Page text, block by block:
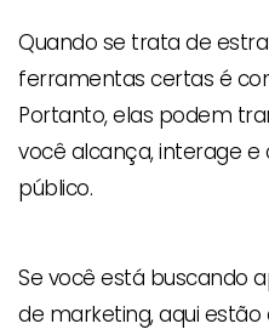
Quando se trata de
ferramentas certas é
Portanto, elas podem
você alcança, interage
público.
Se você está buscando
de marketing, aqui